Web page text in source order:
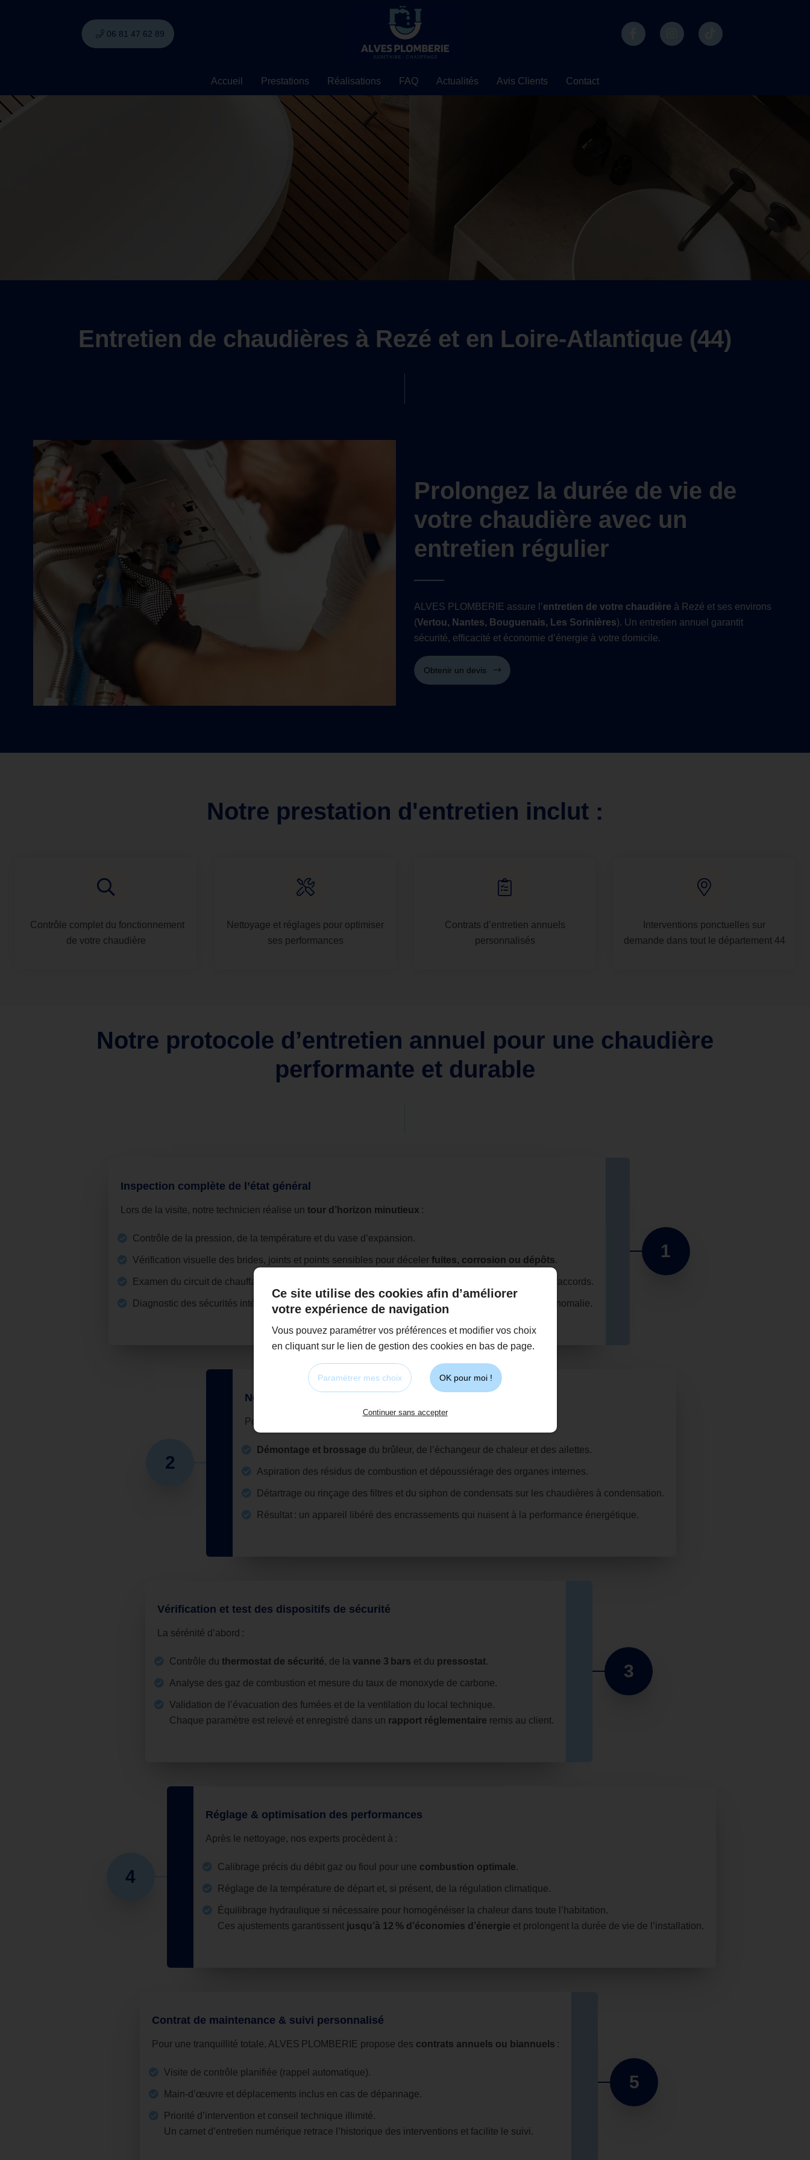
06 81 47 62 89
Accueil Prestations Réalisations FAQ Actualités Avis Clients Contact
Entretien de chaudières à Rezé et en Loire-Atlantique (44)
Prolongez la durée de vie de
votre chaudière avec un
entretien régulier
ALVES PLOMBERIE assure l’entretien de votre chaudière à Rezé et ses environs
(Vertou, Nantes, Bouguenais, Les Sorinières). Un entretien annuel garantit
sécurité, efficacité et économie d’énergie à votre domicile.
Obtenir un devis
Notre prestation d'entretien inclut :
Contrôle complet du fonctionnement
de votre chaudière
Nettoyage et réglages pour optimiser
ses performances
Contrats d’entretien annuels
personnalisés
Interventions ponctuelles sur
demande dans tout le département 44
Notre protocole d’entretien annuel pour une chaudière
performante et durable
1
Inspection complète de l’état général
Lors de la visite, notre technicien réalise un tour d’horizon minutieux :
Contrôle de la pression, de la température et du vase d’expansion.
Vérification visuelle des brides, joints et points sensibles pour déceler fuites, corrosion ou dépôts.
Examen du circuit de chauffage : circulation de l’eau, fonctionnement du circulateur, étanchéité des raccords.
Diagnostic des sécurités intégrées (bloc gaz, veilleuse, détecteur de flamme) afin d’anticiper toute anomalie.
2
Nettoyage en profondeur des composants clés
Pour préserver le rendement et réduire la consommation :
Démontage et brossage du brûleur, de l’échangeur de chaleur et des ailettes.
Aspiration des résidus de combustion et dépoussiérage des organes internes.
Détartrage ou rinçage des filtres et du siphon de condensats sur les chaudières à condensation.
Résultat : un appareil libéré des encrassements qui nuisent à la performance énergétique.
3
Vérification et test des dispositifs de sécurité
La sérénité d’abord :
Contrôle du thermostat de sécurité, de la vanne 3 bars et du pressostat.
Analyse des gaz de combustion et mesure du taux de monoxyde de carbone.
Validation de l’évacuation des fumées et de la ventilation du local technique.
Chaque paramètre est relevé et enregistré dans un rapport réglementaire remis au client.
4
Réglage & optimisation des performances
Après le nettoyage, nos experts procèdent à :
Calibrage précis du débit gaz ou fioul pour une combustion optimale.
Réglage de la température de départ et, si présent, de la régulation climatique.
Équilibrage hydraulique si nécessaire pour homogénéiser la chaleur dans toute l’habitation.
Ces ajustements garantissent jusqu’à 12 % d’économies d’énergie et prolongent la durée de vie de l’installation.
5
Contrat de maintenance & suivi personnalisé
Pour une tranquillité totale, ALVES PLOMBERIE propose des contrats annuels ou biannuels :
Visite de contrôle planifiée (rappel automatique).
Main‑d’œuvre et déplacements inclus en cas de dépannage.
Priorité d’intervention et conseil technique illimité.
Un carnet d’entretien numérique retrace l’historique des interventions et facilite le suivi.
Ce site utilise des cookies afin d’améliorer
votre expérience de navigation
Vous pouvez paramétrer vos préférences et modifier vos choix
en cliquant sur le lien de gestion des cookies en bas de page.
Paramétrer mes choix OK pour moi !
Continuer sans accepter